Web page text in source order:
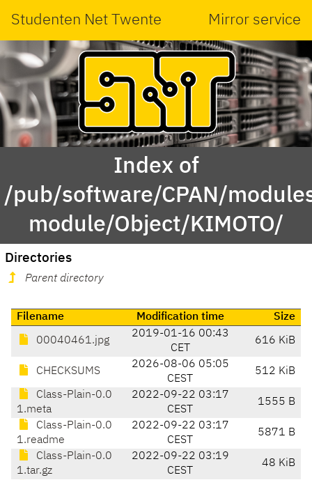
Studenten Net Twente Mirror service
Index of
/pub/software/CPAN/
module/Object/KIMOTO/
Directories
Parent directory
Filename Modification time Size
00040461.jpg
2019-01-16 00:43
CET
616 KiB
CHECKSUMS
2026-08-06 05:05
CEST
512 KiB
Class-Plain-0.0
1.meta
2022-09-22 03:17
CEST
1555 B
Class-Plain-0.0
1.readme
2022-09-22 03:17
CEST
5871 B
Class-Plain-0.0
1.tar.gz
2022-09-22 03:19
CEST
48 KiB